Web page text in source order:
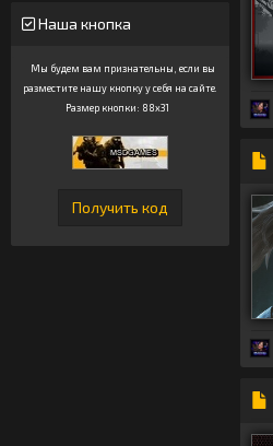
Наша кнопка
Мы будем вам признательны, если вы
разместите нашу кнопку у себя на сайте.
Размер кнопки: 88x31